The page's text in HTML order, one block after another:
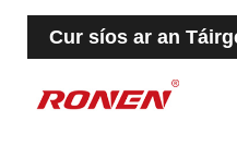
Cur síos ar an